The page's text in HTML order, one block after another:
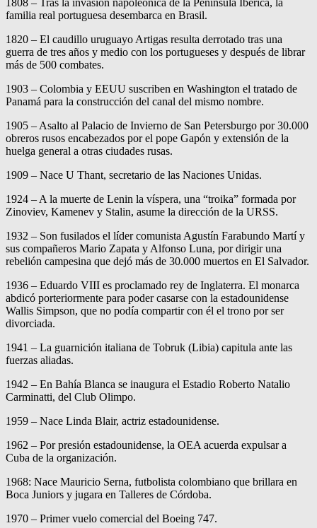
familia real portuguesa desembarca en Brasil.
1820 – El caudillo uruguayo Artigas resulta derrotado tras una
guerra de tres años y medio con los portugueses y después de librar
más de 500 combates.
1903 – Colombia y EEUU suscriben en Washington el tratado de
Panamá para la construcción del canal del mismo nombre.
1905 – Asalto al Palacio de Invierno de San Petersburgo por 30.000
obreros rusos encabezados por el pope Gapón y extensión de la
huelga general a otras ciudades rusas.
1909 – Nace U Thant, secretario de las Naciones Unidas.
1924 – A la muerte de Lenin la víspera, una “troika” formada por
Zinoviev, Kamenev y Stalin, asume la dirección de la URSS.
1932 – Son fusilados el líder comunista Agustín Farabundo Martí y
sus compañeros Mario Zapata y Alfonso Luna, por dirigir una
rebelión campesina que dejó más de 30.000 muertos en El Salvador.
1936 – Eduardo VIII es proclamado rey de Inglaterra. El monarca
abdicó porteriormente para poder casarse con la estadounidense
Wallis Simpson, que no podía compartir con él el trono por ser
divorciada.
1941 – La guarnición italiana de Tobruk (Libia) capitula ante las
fuerzas aliadas.
1942 – En Bahía Blanca se inaugura el Estadio Roberto Natalio
Carminatti, del Club Olimpo.
1959 – Nace Linda Blair, actriz estadounidense.
1962 – Por presión estadounidense, la OEA acuerda expulsar a
Cuba de la organización.
1968: Nace Mauricio Serna, futbolista colombiano que brillara en
Boca Juniors y jugara en Talleres de Córdoba.
1970 – Primer vuelo comercial del Boeing 747.